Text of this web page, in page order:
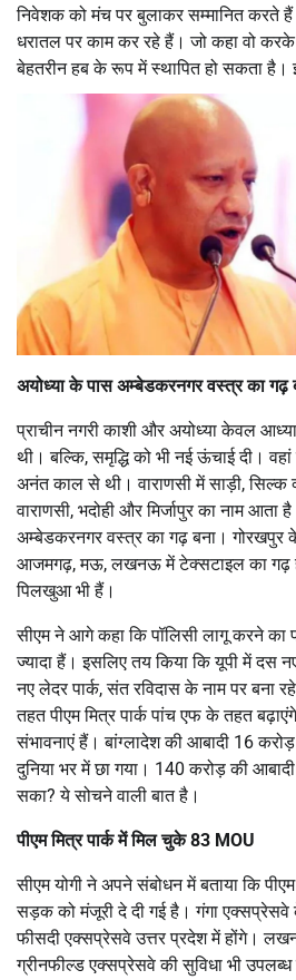
निवेशक को मंच पर बुलाकर सम्मानित करते
धरातल पर काम कर रहे हैं। जो कहा वो
बेहतरीन हब के रूप में स्थापित हो सकता है।
अयोध्या के पास अम्बेडकरनगर वस्त्र का गढ़
प्राचीन नगरी काशी और अयोध्या केवल
थी। बल्कि, समृद्धि को भी नई ऊंचाई दी।
अनंत काल से थी। वाराणसी में साड़ी, सिल्क
वाराणसी, भदोही और मिर्जापुर का नाम आता
अम्बेडकरनगर वस्त्र का गढ़ बना। गोरखपुर
आजमगढ़, मऊ, लखनऊ में टेक्सटाइल का गढ़
पिलखुआ भी हैं।
सीएम ने आगे कहा कि पॉलिसी लागू करने का
ज्यादा हैं। इसलिए तय किया कि यूपी में दस
नए लेदर पार्क, संत रविदास के नाम पर बना
तहत पीएम मित्र पार्क पांच एफ के तहत
संभावनाएं हैं। बांग्लादेश की आबादी 16
दुनिया भर में छा गया। 140 करोड़ की
सका? ये सोचने वाली बात है।
पीएम मित्र पार्क में मिल चुके 83 MOU
सीएम योगी ने अपने संबोधन में बताया कि
सड़क को मंजूरी दे दी गई है। गंगा एक्सप्रेसवे
फीसदी एक्सप्रेसवे उत्तर प्रदेश में होंगे।
ग्रीनफील्ड एक्सप्रेसवे की सुविधा भी उपलब्ध